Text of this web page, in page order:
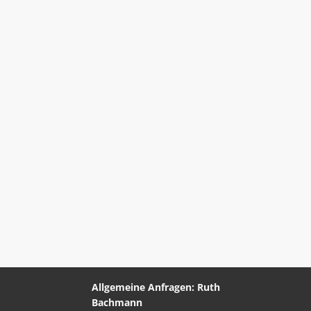
Allgemeine Anfragen: Ruth
Bachmann